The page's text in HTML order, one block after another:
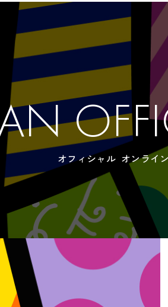
オフィシャル オンライ